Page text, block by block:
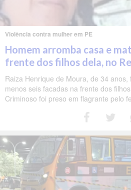
Violência contra mulher em PE
Homem arromba casa e
frente dos filhos dela, no
Raiza Henrique de Moura, de 34
menos seis facadas na frente dos
Criminoso foi preso em flagrante pelo